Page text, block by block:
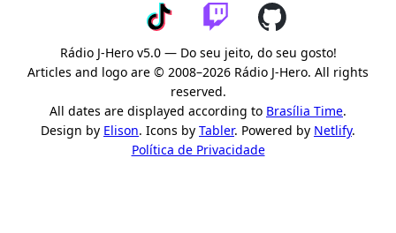
Rádio J-Hero v5.0 — Do seu jeito, do seu gosto!
Articles and logo are © 2008–2026 Rádio J-Hero. All rights
reserved.
All dates are displayed according to Brasília Time.
Design by Elison. Icons by Tabler. Powered by Netlify.
Política de Privacidade